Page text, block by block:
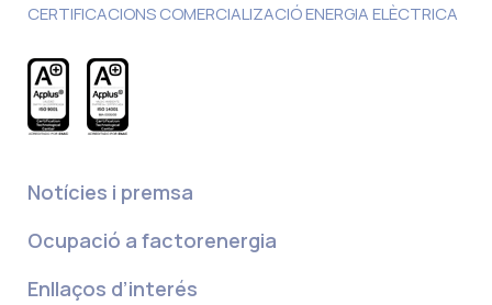
CERTIFICACIONS COMERCIALIZACIÓ ENERGIA ELÈCTRICA
Notícies i premsa
Ocupació a factorenergia
Enllaços d’interés